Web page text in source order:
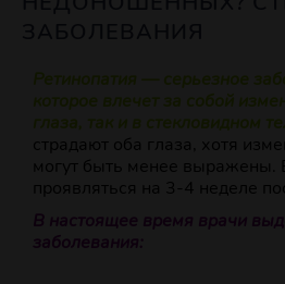
Ретинопатия — серьезное
которое влечет за собой
глаза, так и в стекловидном
страдают оба глаза, хотя
могут быть менее выражены.
проявляться на 3-4 неделе
В настоящее время врачи
заболевания: